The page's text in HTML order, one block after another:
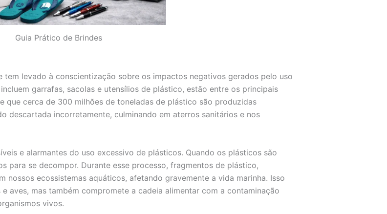
Guia Prático de Brindes
levado à conscientização sobre os impactos negativos gerados pelo uso
garrafas, sacolas e utensílios de plástico, estão entre os principais
que cerca de 300 milhões de toneladas de plástico são produzidas
descartada incorretamente, culminando em aterros sanitários e nos
e alarmantes do uso excessivo de plásticos. Quando os plásticos são
para se decompor. Durante esse processo, fragmentos de plástico,
nossos ecossistemas aquáticos, afetando gravemente a vida marinha. Isso
aves, mas também compromete a cadeia alimentar com a contaminação
vivos.